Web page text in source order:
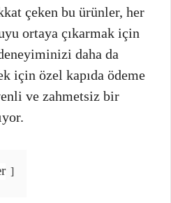
çeken bu ürünler, her
ortaya çıkarmak için
daha da
için özel kapıda ödeme
ve zahmetsiz bir